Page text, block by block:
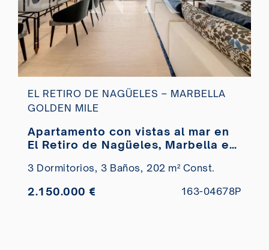
EL RETIRO DE NAGÜELES – MARBELLA
GOLDEN MILE
Apartamento con vistas al mar en
El Retiro de Nagüeles, Marbella en
3 Dormitorios, 3 Baños, 202 m² Const.
2.150.000 € 163-04678P